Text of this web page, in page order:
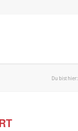
Du bist hier: